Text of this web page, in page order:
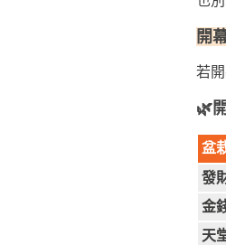
開
若
🌿
盆
發
金
天